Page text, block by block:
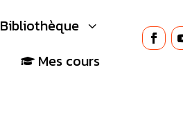
3
Bibliothèque
 Mes cours